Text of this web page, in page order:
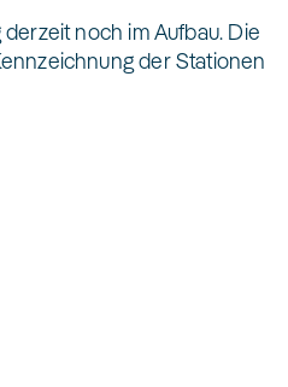
noch im Aufbau. Die
der Stationen